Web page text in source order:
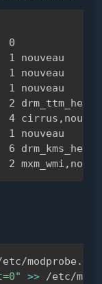
0
nouveau
nouveau
nouveau
4
nouveau
>> /etc/